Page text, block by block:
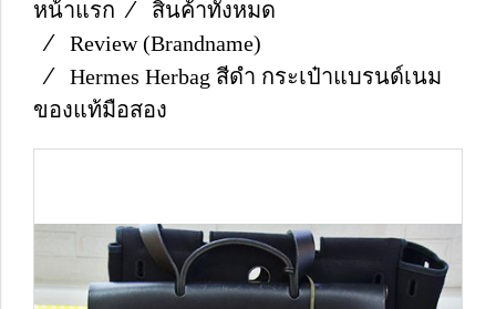
หน้าแรก
สินค้าทั้งหมด
Review (Brandname)
Hermes Herbag สีดำ กระเป๋าแบรนด์เนม
ของแท้มือสอง